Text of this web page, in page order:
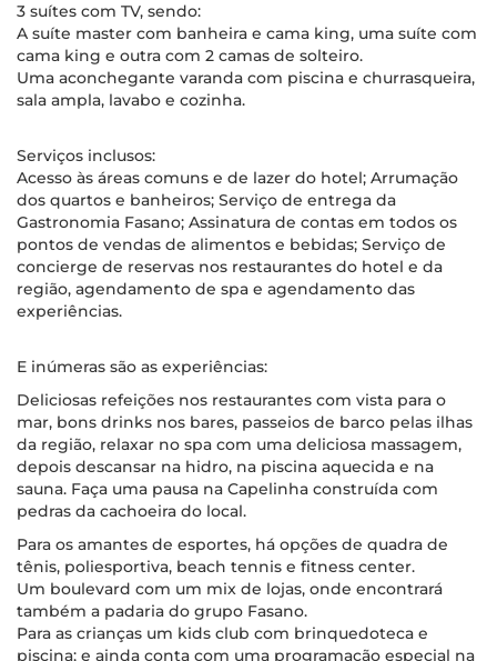
3 suítes com TV, sendo:
A suíte master com banheira e cama king, uma suíte com
cama king e outra com 2 camas de solteiro.
Uma aconchegante varanda com piscina e churrasqueira,
sala ampla, lavabo e cozinha.
Serviços inclusos:
Acesso às áreas comuns e de lazer do hotel; Arrumação
dos quartos e banheiros; Serviço de entrega da
Gastronomia Fasano; Assinatura de contas em todos os
pontos de vendas de alimentos e bebidas; Serviço de
concierge de reservas nos restaurantes do hotel e da
região, agendamento de spa e agendamento das
experiências.
E inúmeras são as experiências:
Deliciosas refeições nos restaurantes com vista para o
mar, bons drinks nos bares, passeios de barco pelas ilhas
da região, relaxar no spa com uma deliciosa massagem,
depois descansar na hidro, na piscina aquecida e na
sauna. Faça uma pausa na Capelinha construída com
pedras da cachoeira do local.
Para os amantes de esportes, há opções de quadra de
tênis, poliesportiva, beach tennis e fitness center.
Um boulevard com um mix de lojas, onde encontrará
também a padaria do grupo Fasano.
Para as crianças um kids club com brinquedoteca e
piscina; e ainda conta com uma programação especial na